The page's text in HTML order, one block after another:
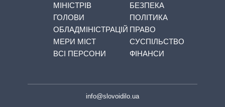
МІНІСТРІВ
ГОЛОВИ
ОБЛАДМІНІСТРАЦІЙ
МЕРИ МІСТ
ВСІ ПЕРСОНИ
БЕЗПЕКА
ПОЛІТИКА
ПРАВО
СУСПІЛЬСТВО
ФІНАНСИ
info@slovoidilo.ua